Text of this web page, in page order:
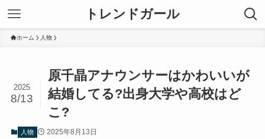
トレンドガール
ホーム 人物
原千晶アナウンサーはかわいいが
結婚してる?出身大学や高校はど
こ?
2025
8/13
人物 2025年8月13日